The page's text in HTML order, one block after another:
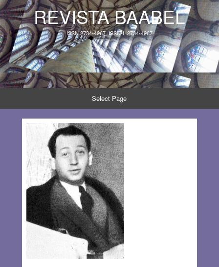
REVISTA BAABEL
ISSN 2734-4967, ISSN-L 2734-4967
Select Page